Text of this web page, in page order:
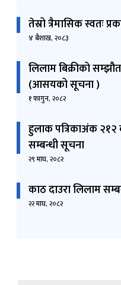
तेस्रो त्रैमासिक स्वतः
४ बैशाख, २०८३
लिलाम बिक्रीको
(आसयको सूचना )
१ फागुन, २०८२
हुलाक पत्रिकाअंक
सम्बन्धी सूचना
२९ माघ, २०८२
काठ दाउरा लिलाम
२२ माघ, २०८२